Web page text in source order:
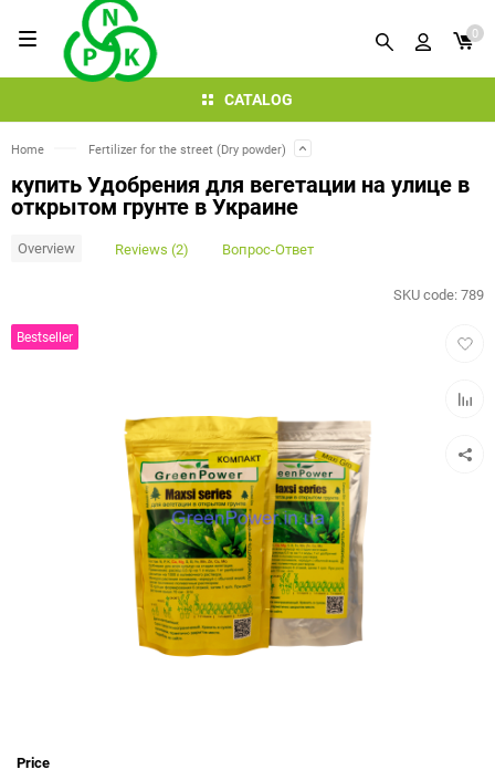
CATALOG
0
Home Fertilizer for the street (Dry powder)
купить Удобрения для вегетации на улице в
открытом грунте в Украине
Overview Reviews (2) Вопрос-Ответ
Bestseller
Add
Add
to
table
SKU code:789
Price